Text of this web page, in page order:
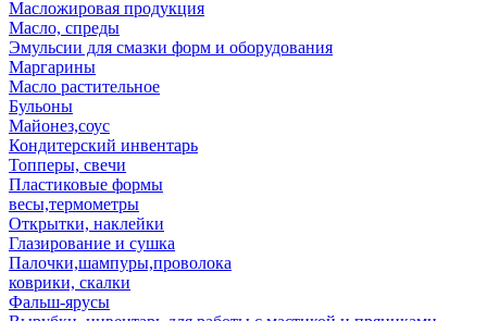
Масложировая продукция
Масло, спреды
Эмульсии для смазки форм и оборудования
Маргарины
Масло растительное
Бульоны
Майонез,соус
Кондитерский инвентарь
Топперы, свечи
Пластиковые формы
весы,термометры
Открытки, наклейки
Глазирование и сушка
Палочки,шампуры,проволока
коврики, скалки
Фальш-ярусы